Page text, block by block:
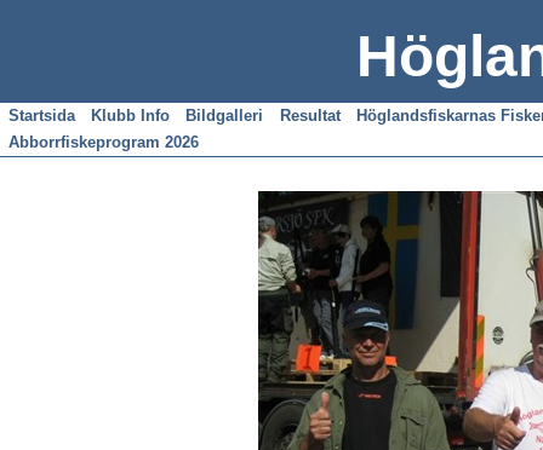
Startsida Klubb Info Bildgalleri Resultat
Höglandsfiskarnas
Abborrfiskeprogram 2026